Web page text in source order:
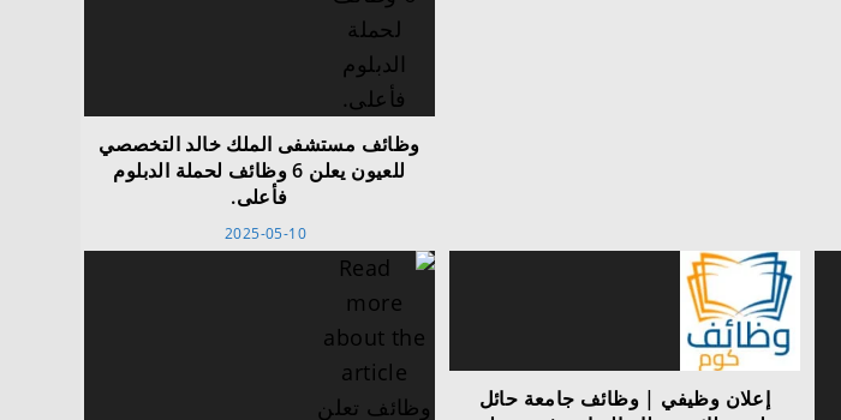
وظائف مستشفى الملك خالد التخصصي
للعيون يعلن 6 وظائف لحملة الدبلوم
فأعلى.
2025-05-10
إعلان وظيفي | وظائف جامعة حائل